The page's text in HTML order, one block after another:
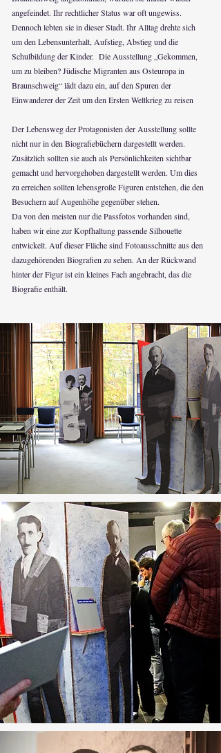
angefeindet. Ihr rechtlicher Status war oft ungewiss.
Dennoch lebten sie in dieser Stadt. Ihr Alltag drehte sich
um den Lebensunterhalt, Aufstieg, Abstieg und die
Schulbildung der Kinder. Die Ausstellung „Gekommen,
um zu bleiben? Jüdische Migranten aus Osteuropa in
Braunschweig“ lädt dazu ein, auf den Spuren der
Einwanderer der Zeit um den Ersten Weltkrieg zu reisen
Der Lebensweg der Protagonisten der Ausstellung sollte
nicht nur in den Biografiebüchern dargestellt werden.
Zusätzlich sollten sie auch als Persönlichkeiten sichtbar
gemacht und hervorgehoben dargestellt werden. Um dies
zu erreichen sollten lebensgroße Figuren entstehen, die den
Besuchern auf Augenhöhe gegenüber stehen.
Da von den meisten nur die Passfotos vorhanden sind,
haben wir eine zur Kopfhaltung passende Silhouette
entwickelt. Auf dieser Fläche sind Fotoausschnitte aus den
dazugehörenden Biografien zu sehen. An der Rückwand
hinter der Figur ist ein kleines Fach angebracht, das die
Biografie enthält.